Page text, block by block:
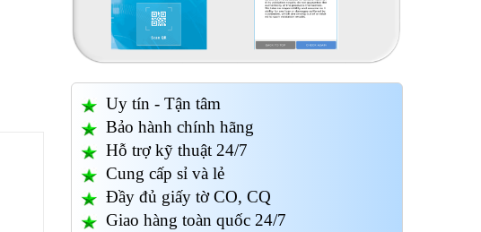
Uy tín - Tận tâm
Bảo hành chính hãng
Hỗ trợ kỹ thuật 24/7
Cung cấp sỉ và lẻ
Đầy đủ giấy tờ CO, CQ
Giao hàng toàn quốc 24/7